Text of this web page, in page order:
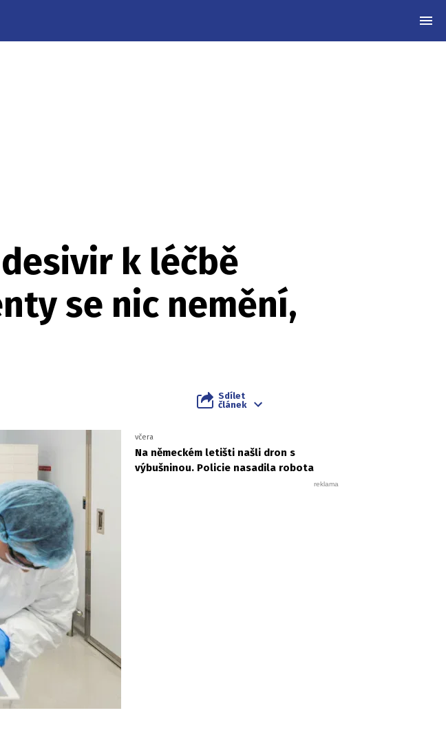
k léčbě
se nic nemění,
Sdílet
článek
včera
Na německém letišti našli dron s
výbušninou. Policie nasadila robota